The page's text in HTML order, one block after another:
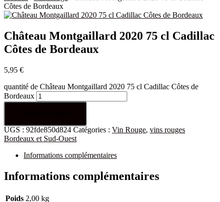
Côtes de Bordeaux
Château Montgaillard 2020 75 cl Cadillac
Côtes de Bordeaux
5,95 €
quantité de Château Montgaillard 2020 75 cl Cadillac Côtes de
Bordeaux
UGS : 92fde850d824 Catégories : Vin Rouge, vins rouges
Bordeaux et Sud-Ouest
Informations complémentaires
Informations complémentaires
Poids 2,00 kg